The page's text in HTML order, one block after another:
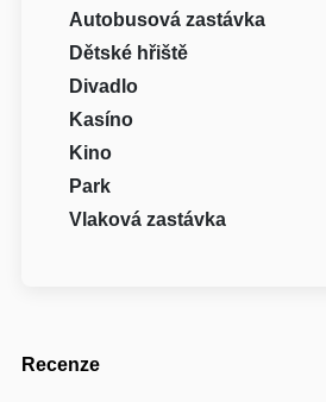
Autobusová zastávka
Dětské hřiště
Divadlo
Kasíno
Kino
Park
Vlaková zastávka
Recenze